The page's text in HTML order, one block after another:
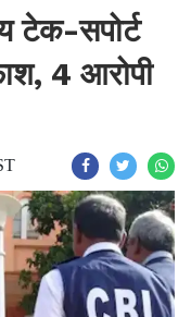
टेक-सपोर्ट
4 आरोपी